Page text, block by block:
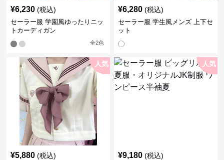
¥6,230 (税込)
セーラー服 学園風ゆったりニッ
トカーディガン
全2色
¥6,280 (税込)
セーラー服 学生風メンズ 上下セ
ット
人気
¥5,880 (税込)
人気
¥9,180 (税込)